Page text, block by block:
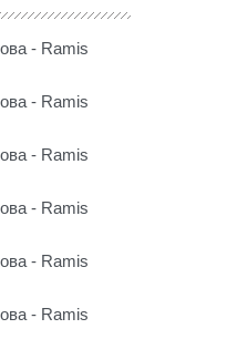
- Ramis
- Ramis
- Ramis
- Ramis
- Ramis
- Ramis